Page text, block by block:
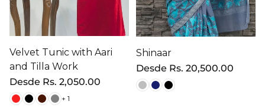
Velvet Tunic with Aari
and Tilla Work
Precio
regular
Desde Rs. 2,050.00
+ 1
Shinaar
Precio
regular
Desde Rs. 20,500.00